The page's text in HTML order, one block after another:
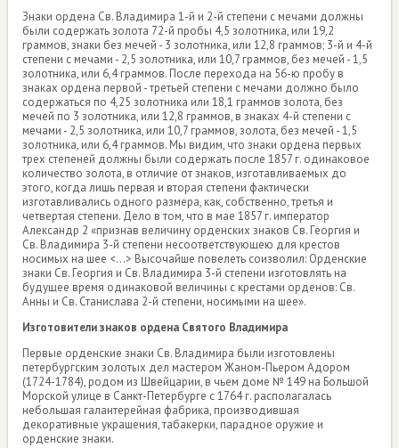
Знаки ордена Св. Владимира 1-й и 2-й степени с мечами должны
были содержать золота 72-й пробы 4,5 золотника, или 19,2
граммов, знаки без мечей - 3 золотника, или 12,8 граммов; 3-й и 4-й
степени с мечами - 2,5 золотника, или 10,7 граммов, без мечей - 1,5
золотника, или 6,4 граммов. После перехода на 56-ю пробу в
знаках ордена первой - третьей степени с мечами должно было
содержаться по 4,25 золотника или 18,1 граммов золота, без
мечей по 3 золотника, или 12,8 граммов, в знаках 4-й степени с
мечами - 2,5 золотника, или 10,7 граммов, золота, без мечей - 1,5
золотника, или 6,4 граммов. Мы видим, что знаки ордена первых
трех степеней должны были содержать после 1857 г. одинаковое
количество золота, в отличие от знаков, изготавливаемых до
этого, когда лишь первая и вторая степени фактически
изготавливались одного размера, как, собственно, третья и
четвертая степени. Дело в том, что в мае 1857 г. император
Александр 2 «признав величину орденских знаков Св. Георгия и
Св. Владимира 3-й степени несоответствующею для крестов
носимых на шее <...> Высочайше повелеть соизволил: Орденские
знаки Св. Георгия и Св. Владимира 3-й степени изготовлять на
будущее время одинаковой величины с крестами орденов: Св.
Анны и Св. Станислава 2-й степени, носимыми на шее».
Изготовители знаков ордена Святого Владимира
Первые орденские знаки Св. Владимира были изготовлены
петербургским золотых дел мастером Жаном-Пьером Адором
(1724-1784), родом из Швейцарии, в чьем доме № 149 на Большой
Морской улице в Санкт-Петербурге с 1764 г. располагалась
небольшая галантерейная фабрика, производившая
декоративные украшения, табакерки, парадное оружие и
орденские знаки.